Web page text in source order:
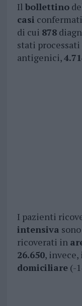
Il bollettino
casi
di cui 878
stati
antigenici,
I pazienti
intensiva sono
ricoverati in
26.650, invece,
domiciliare(-